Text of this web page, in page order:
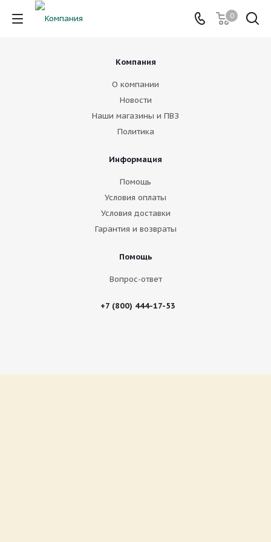
0
Компания
О компании
Новости
Наши магазины и ПВЗ
Политика
Информация
Помощь
Условия оплаты
Условия доставки
Гарантия и возвраты
Помощь
Вопрос-ответ
+7 (800) 444-17-53